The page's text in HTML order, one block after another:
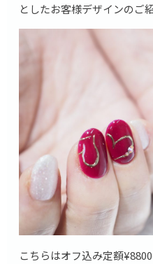
としたお客様デザインのご
こちらはオフ込み定額